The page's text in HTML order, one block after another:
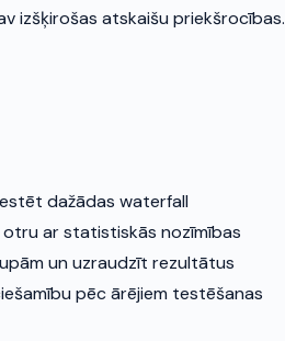
izšķirošas atskaišu priekšrocības.
dažādas waterfall
ar statistiskās nozīmības
un uzraudzīt rezultātus
pēc ārējiem testēšanas